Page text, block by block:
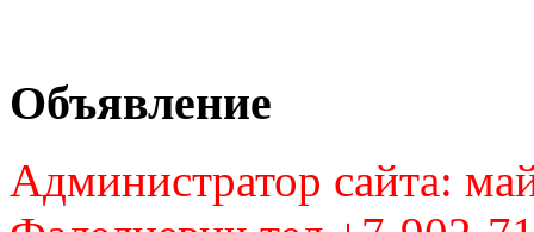
Объявление
Администратор сайта: